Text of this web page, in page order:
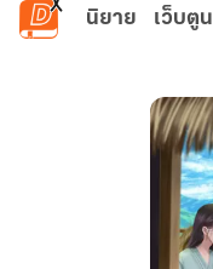
ข้ามไปยังเนื้อหาหลัก
นิยาย เว็บตูน